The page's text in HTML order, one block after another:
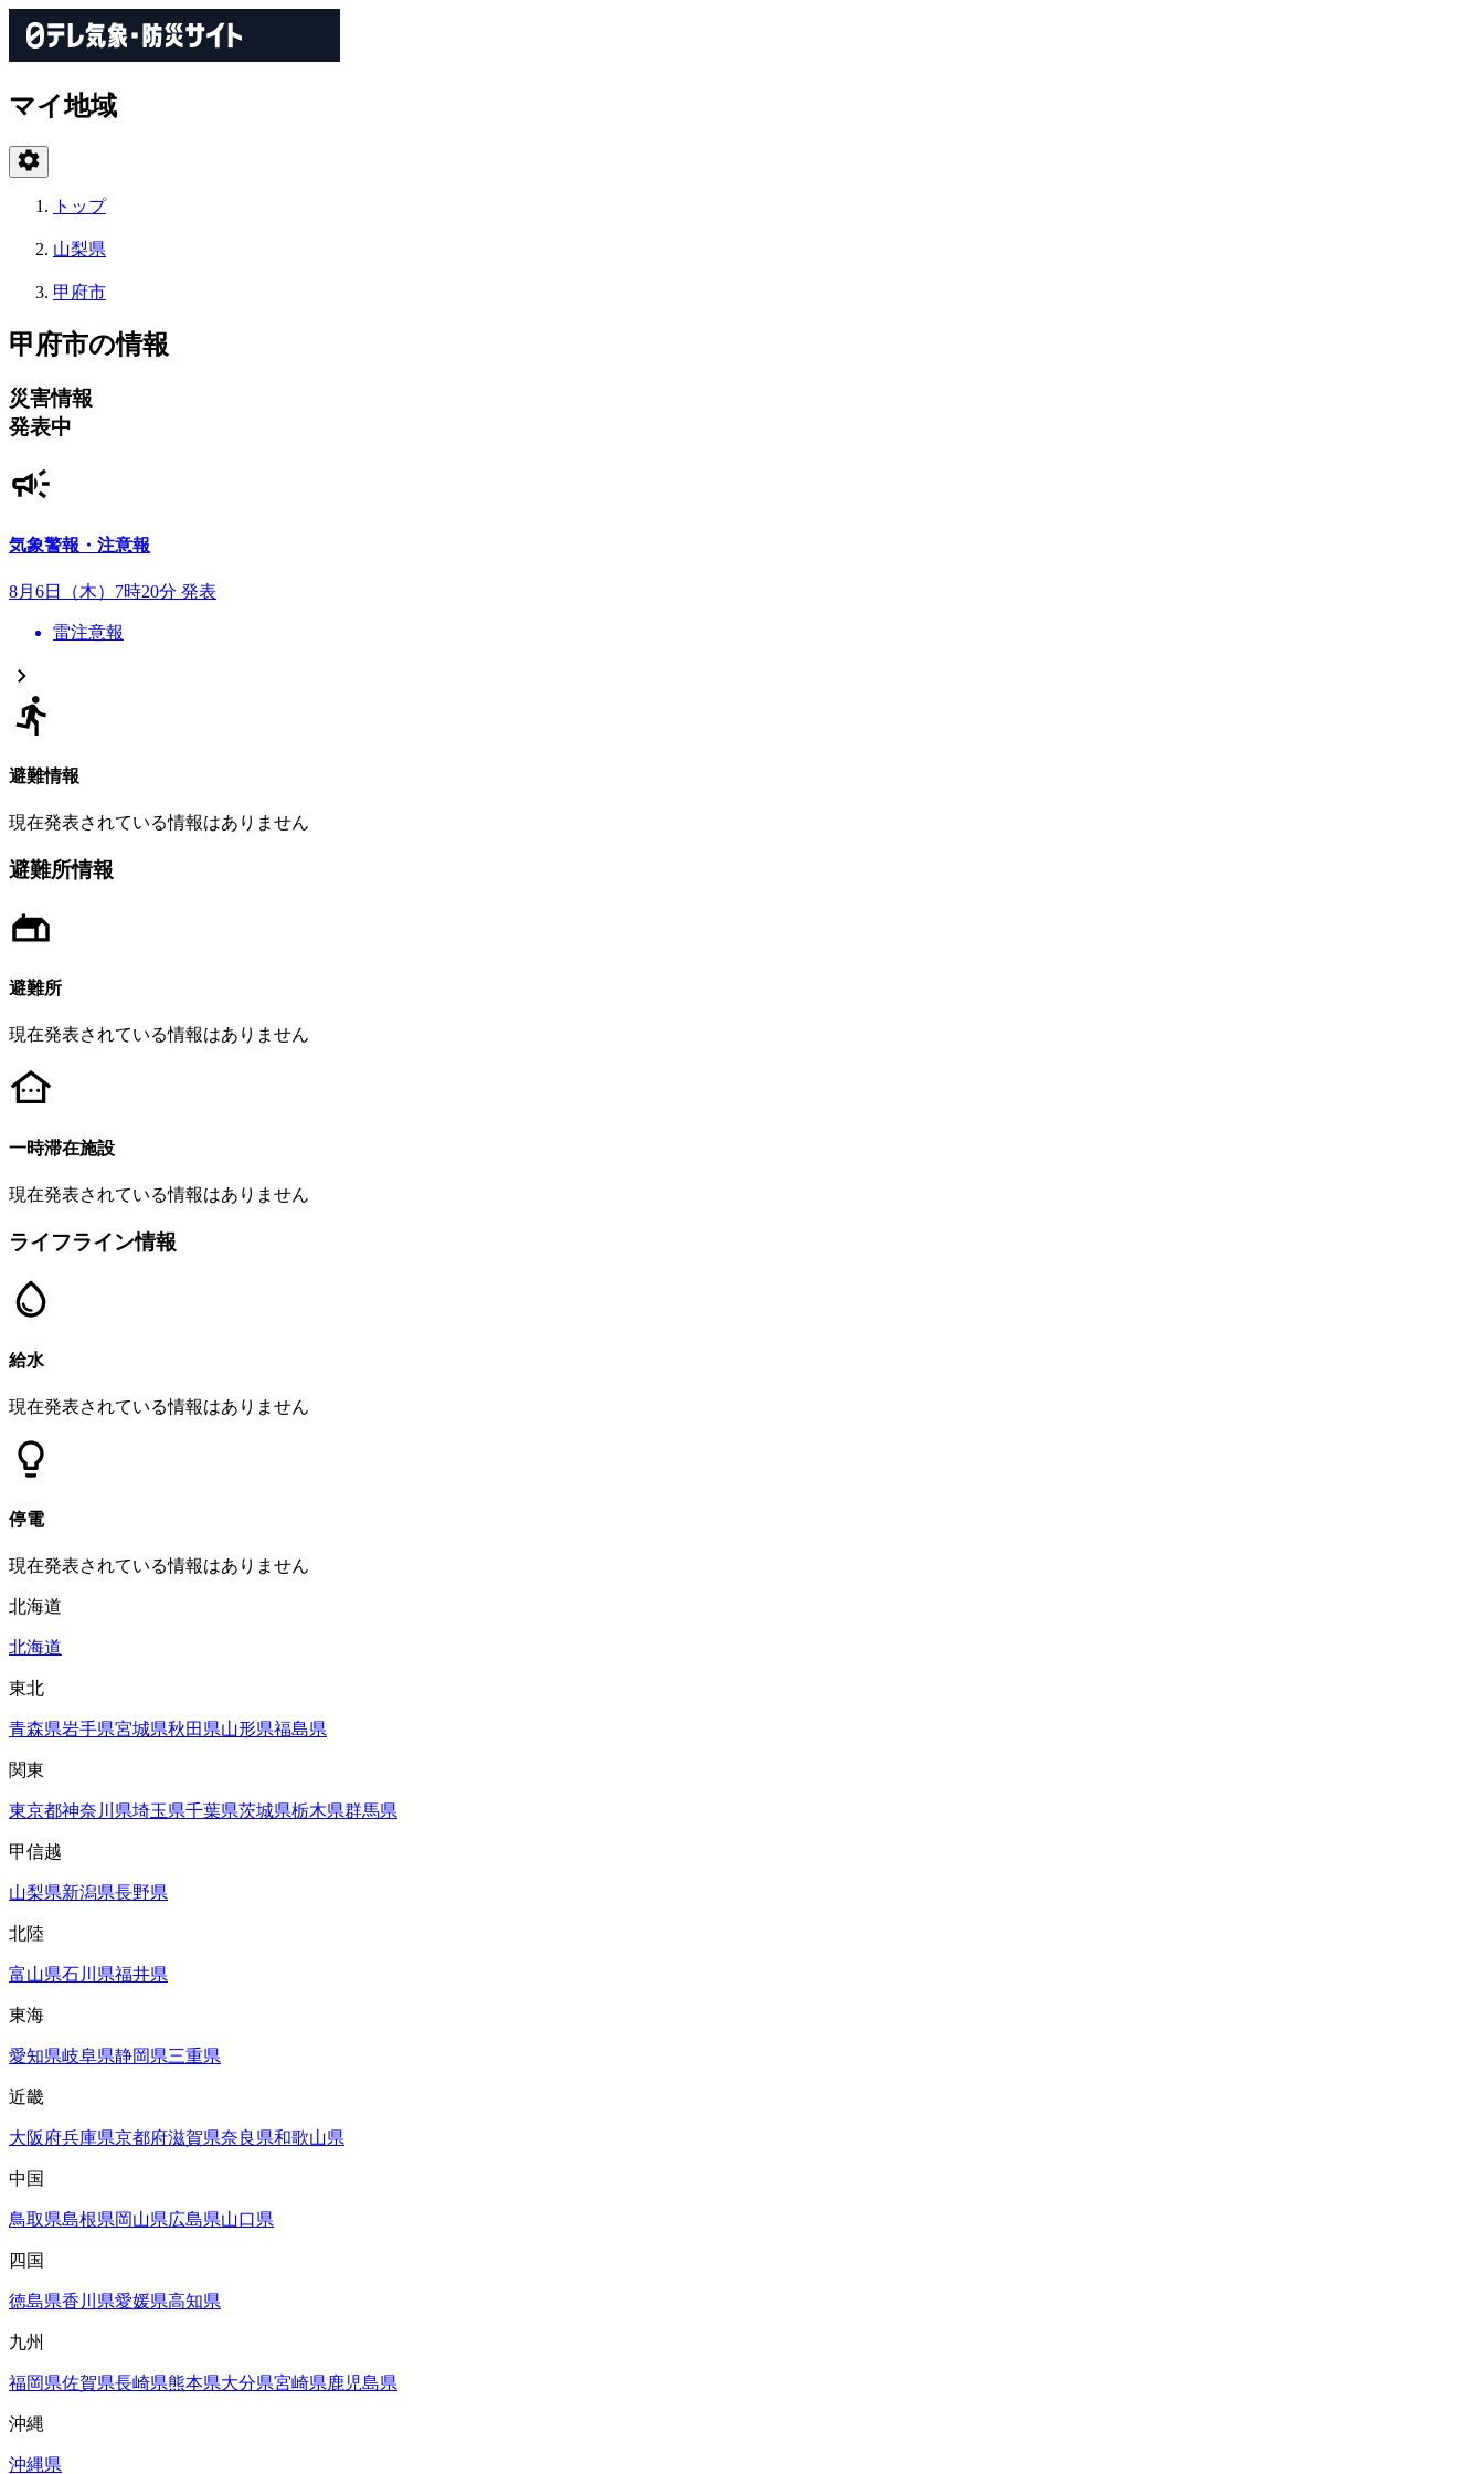
マイ地域
トップ
山梨県
甲府市
甲府市の情報
災害情報
発表中
気象警報・注意報
8月6日（木）7時20分 発表
雷注意報
避難情報
現在発表されている情報はありません
避難所情報
避難所
現在発表されている情報はありません
一時滞在施設
現在発表されている情報はありません
ライフライン情報
給水
現在発表されている情報はありません
停電
現在発表されている情報はありません
北海道
北海道
東北
青森県岩手県宮城県秋田県山形県福島県
関東
東京都神奈川県埼玉県千葉県茨城県栃木県群馬県
甲信越
山梨県新潟県長野県
北陸
富山県石川県福井県
東海
愛知県岐阜県静岡県三重県
近畿
大阪府兵庫県京都府滋賀県奈良県和歌山県
中国
鳥取県島根県岡山県広島県山口県
四国
徳島県香川県愛媛県高知県
九州
福岡県佐賀県長崎県熊本県大分県宮崎県鹿児島県
沖縄
沖縄県